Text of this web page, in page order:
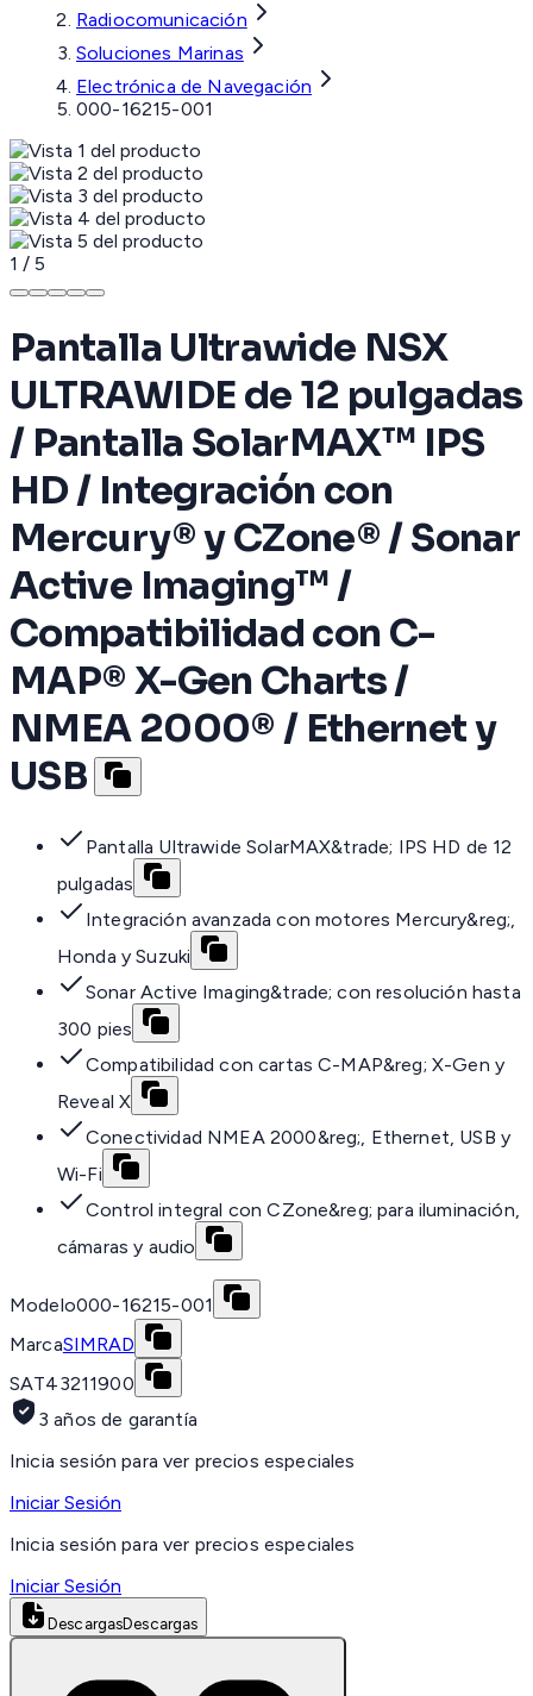
Radiocomunicación
Soluciones Marinas
Electrónica de Navegación
000-16215-001
1 / 5
Pantalla Ultrawide NSX
ULTRAWIDE de 12 pulgadas
/ Pantalla SolarMAX™ IPS
HD / Integración con
Mercury® y CZone® / Sonar
Active Imaging™ /
Compatibilidad con C-
MAP® X-Gen Charts /
NMEA 2000® / Ethernet y
USB
Pantalla Ultrawide SolarMAX&trade; IPS HD de 12
pulgadas
Integración avanzada con motores Mercury&reg;,
Honda y Suzuki
Sonar Active Imaging&trade; con resolución hasta
300 pies
Compatibilidad con cartas C-MAP&reg; X-Gen y
Reveal X
Conectividad NMEA 2000&reg;, Ethernet, USB y
Wi-Fi
Control integral con CZone&reg; para iluminación,
cámaras y audio
Modelo000-16215-001
MarcaSIMRAD
SAT43211900
3 años de garantía
Inicia sesión para ver precios especiales
Iniciar Sesión
Inicia sesión para ver precios especiales
Iniciar Sesión
DescargasDescargas